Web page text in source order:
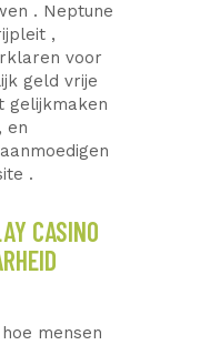
. Neptune
,
voor
geld vrije
gelijkmaken
en
.
CASINO
mensen